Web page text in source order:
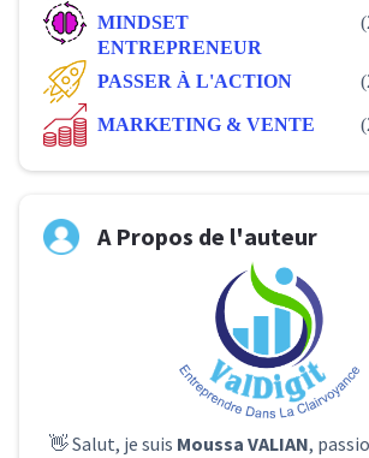
MINDSET
ENTREPRENEUR
PASSER À L'ACTION
MARKETING & VENTE
A Propos de l'auteur
👋 Salut, je suis Moussa VALIAN,